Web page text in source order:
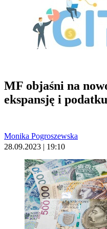
MF objaśni na
ekspansję i
Monika Pogroszewska
28.09.2023 | 19:10